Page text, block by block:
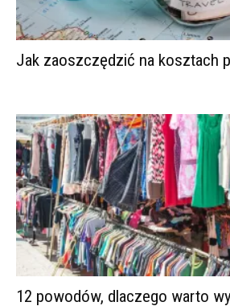
Jak zaoszczędzić na kosztach
12 powodów, dlaczego warto